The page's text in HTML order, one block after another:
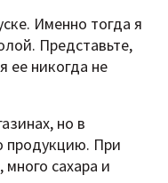
Именно тогда я
Представьте,
ее никогда не
но в
продукцию. При
много сахара и